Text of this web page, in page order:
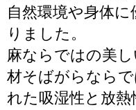
自然環境や身体
りました。
麻ならではの美
材そばがらなら
れた吸湿性と放